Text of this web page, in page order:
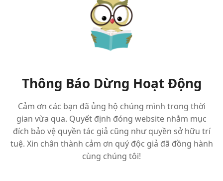
Thông Báo Dừng Hoạt Động
Cảm ơn các bạn đã ủng hộ chúng mình trong thời
gian vừa qua. Quyết định đóng website nhằm mục
đích bảo vệ quyền tác giả cũng như quyền sở hữu trí
tuệ. Xin chân thành cảm ơn quý độc giả đã đồng hành
cùng chúng tôi!